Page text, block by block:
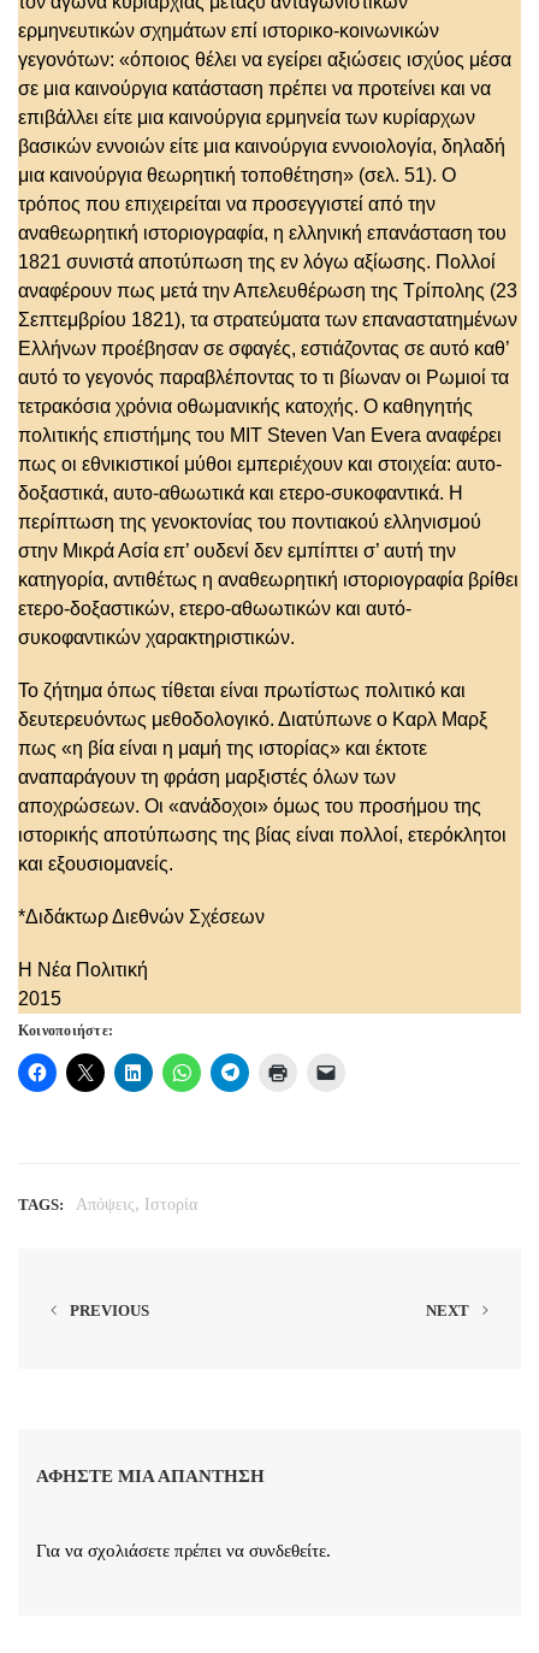
ερμηνευτικών σχημάτων επί ιστορικο-κοινωνικών
γεγονότων: «όποιος θέλει να εγείρει αξιώσεις ισχύος μέσα
σε μια καινούργια κατάσταση πρέπει να προτείνει και να
επιβάλλει είτε μια καινούργια ερμηνεία των κυρίαρχων
βασικών εννοιών είτε μια καινούργια εννοιολογία, δηλαδή
μια καινούργια θεωρητική τοποθέτηση» (σελ. 51). Ο
τρόπος που επιχειρείται να προσεγγιστεί από την
αναθεωρητική ιστοριογραφία, η ελληνική επανάσταση του
1821 συνιστά αποτύπωση της εν λόγω αξίωσης. Πολλοί
αναφέρουν πως μετά την Απελευθέρωση της Τρίπολης (23
Σεπτεμβρίου 1821), τα στρατεύματα των επαναστατημένων
Ελλήνων προέβησαν σε σφαγές, εστιάζοντας σε αυτό καθ’
αυτό το γεγονός παραβλέποντας το τι βίωναν οι Ρωμιοί τα
τετρακόσια χρόνια οθωμανικής κατοχής. Ο καθηγητής
πολιτικής επιστήμης του ΜΙΤ Steven Van Evera αναφέρει
πως οι εθνικιστικοί μύθοι εμπεριέχουν και στοιχεία: αυτο-
δοξαστικά, αυτο-αθωωτικά και ετερο-συκοφαντικά. Η
περίπτωση της γενοκτονίας του ποντιακού ελληνισμού
στην Μικρά Ασία επ’ ουδενί δεν εμπίπτει σ’ αυτή την
κατηγορία, αντιθέτως η αναθεωρητική ιστοριογραφία βρίθει
ετερο-δοξαστικών, ετερο-αθωωτικών και αυτό-
συκοφαντικών χαρακτηριστικών.
Το ζήτημα όπως τίθεται είναι πρωτίστως πολιτικό και
δευτερευόντως μεθοδολογικό. Διατύπωνε ο Καρλ Μαρξ
πως «η βία είναι η μαμή της ιστορίας» και έκτοτε
αναπαράγουν τη φράση μαρξιστές όλων των
αποχρώσεων. Οι «ανάδοχοι» όμως του προσήμου της
ιστορικής αποτύπωσης της βίας είναι πολλοί, ετερόκλητοι
και εξουσιομανείς.
*Διδάκτωρ Διεθνών Σχέσεων
Η Νέα Πολιτική
2015
Κοινοποιήστε:
TAGS: Απόψεις, Ιστορία
PREVIOUS NEXT
ΑΦΉΣΤΕ ΜΙΑ ΑΠΆΝΤΗΣΗ
Για να σχολιάσετε πρέπει να συνδεθείτε.